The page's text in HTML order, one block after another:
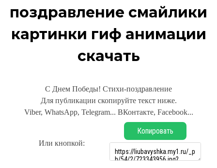
поздравление смайлики
картинки гиф анимации
скачать
С Днем Победы! Стихи-поздравление
Для публикации скопируйте текст ниже.
Viber, WhatsApp, Telegram... ВКонтакте, Facebook...
Или кнопкой:
Копировать